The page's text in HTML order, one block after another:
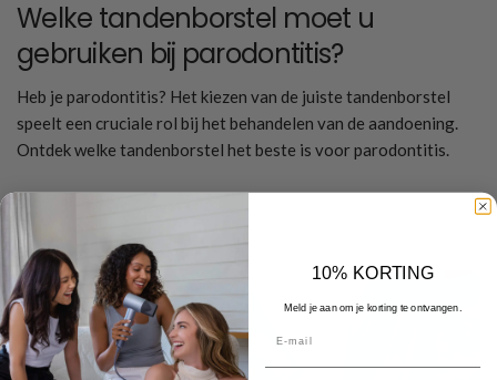
Welke tandenborstel moet u
gebruiken bij parodontitis?
Heb je parodontitis? Het kiezen van de juiste tandenborstel
speelt een cruciale rol bij het behandelen van de aandoening.
Ontdek welke tandenborstel het beste is voor parodontitis.
10% KORTING
Meld je aan om je korting te ontvangen.